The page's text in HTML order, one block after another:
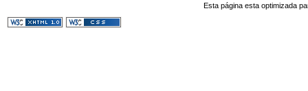
Esta página esta optimizada